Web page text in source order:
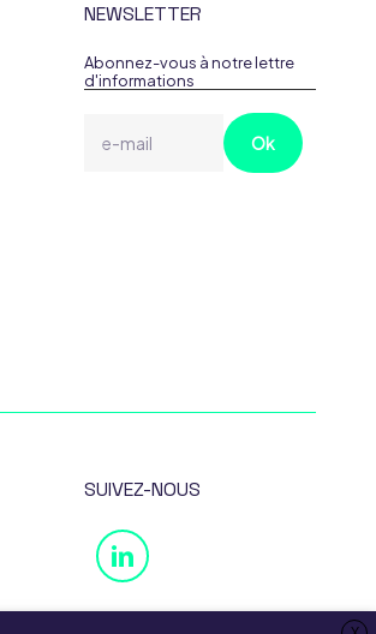
NEWSLETTER
Abonnez-vous à notre lettre
d'informations
SUIVEZ-NOUS